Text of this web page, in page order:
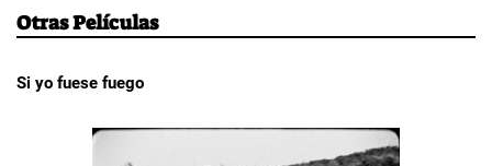
Otras Películas
Si yo fuese fuego